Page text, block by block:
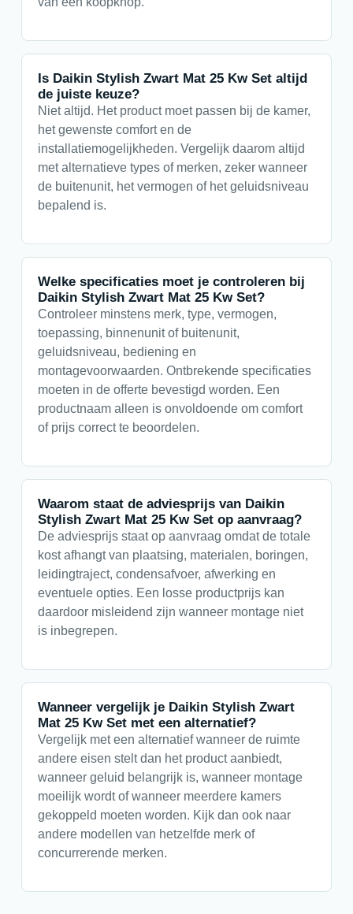
Is Daikin Stylish Zwart Mat 25 Kw Set altijd
de juiste keuze?
Niet altijd. Het product moet passen bij de kamer,
het gewenste comfort en de
installatiemogelijkheden. Vergelijk daarom altijd
met alternatieve types of merken, zeker wanneer
de buitenunit, het vermogen of het geluidsniveau
bepalend is.
Welke specificaties moet je controleren bij
Daikin Stylish Zwart Mat 25 Kw Set?
Controleer minstens merk, type, vermogen,
toepassing, binnenunit of buitenunit,
geluidsniveau, bediening en
montagevoorwaarden. Ontbrekende specificaties
moeten in de offerte bevestigd worden. Een
productnaam alleen is onvoldoende om comfort
of prijs correct te beoordelen.
Waarom staat de adviesprijs van Daikin
Stylish Zwart Mat 25 Kw Set op aanvraag?
De adviesprijs staat op aanvraag omdat de totale
kost afhangt van plaatsing, materialen, boringen,
leidingtraject, condensafvoer, afwerking en
eventuele opties. Een losse productprijs kan
daardoor misleidend zijn wanneer montage niet
is inbegrepen.
Wanneer vergelijk je Daikin Stylish Zwart
Mat 25 Kw Set met een alternatief?
Vergelijk met een alternatief wanneer de ruimte
andere eisen stelt dan het product aanbiedt,
wanneer geluid belangrijk is, wanneer montage
moeilijk wordt of wanneer meerdere kamers
gekoppeld moeten worden. Kijk dan ook naar
andere modellen van hetzelfde merk of
concurrerende merken.